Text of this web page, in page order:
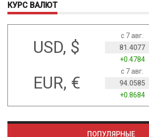
КУРС ВАЛЮТ
USD, $
с 7 авг.
81.4077
+0.4784
EUR, €
с 7 авг.
94.0585
+0.8684
ПОПУЛЯРНЫЕ